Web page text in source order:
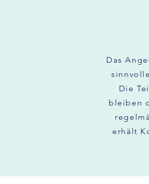
Das
Die
bleiben
erhält